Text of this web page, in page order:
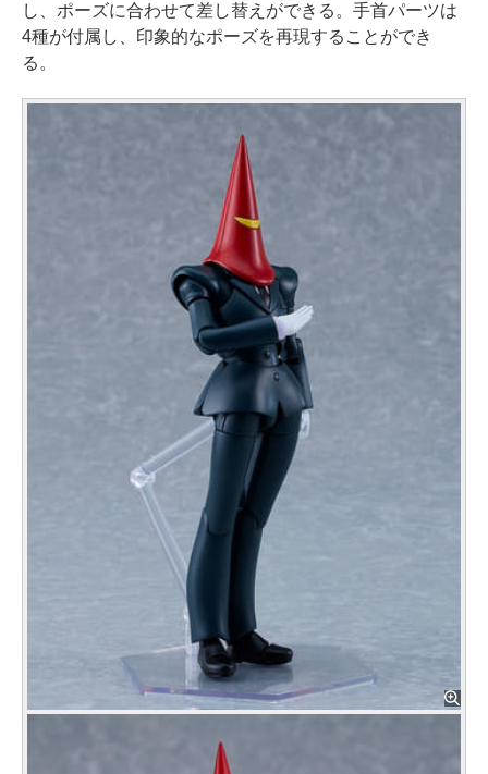
し、ポーズに合わせて差し替えができる。手首パーツは
4種が付属し、印象的なポーズを再現することができ
る。